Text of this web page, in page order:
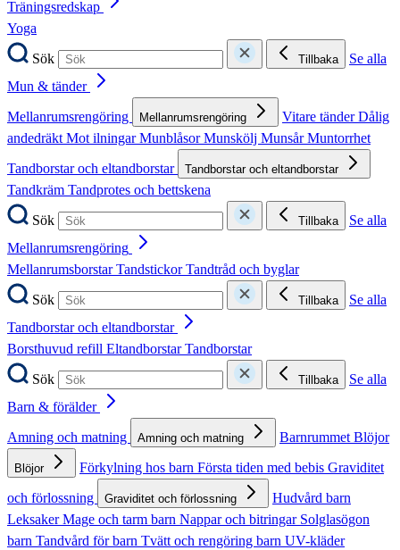
Träningsredskap
Yoga
Sök
Tillbaka
Se alla
Mun & tänder
Mellanrumsrengöring
Mellanrumsrengöring Vitare tänderDålig
andedräktMot ilningarMunblåsorMunskölj MunsårMuntorrhet
Tandborstar och eltandborstar
Tandborstar och eltandborstar
Tandkräm Tandprotes och bettskena
Sök
Tillbaka
Se alla
Mellanrumsrengöring
MellanrumsborstarTandstickorTandtråd och byglar
Sök
Tillbaka
Se alla
Tandborstar och eltandborstar
Borsthuvud refill EltandborstarTandborstar
Sök
Tillbaka
Se alla
Barn & förälder
Amning och matning
Amning och matning BarnrummetBlöjor
Blöjor Förkylning hos barn Första tiden med bebis Graviditet
och förlossning
Graviditet och förlossning
Hudvård barn
LeksakerMage och tarm barn Nappar och bitringar Solglasögon
barn Tandvård för barn Tvätt och rengöring barn UV-kläder